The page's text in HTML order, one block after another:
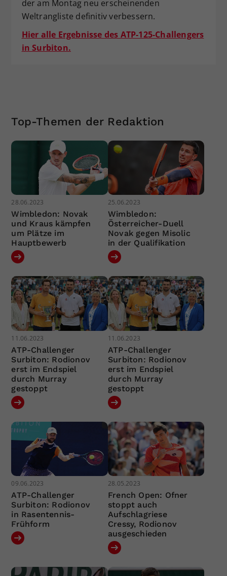
der am Montag neu erscheinenden
Weltrangliste definitiv verbessern.
Hier alle Ergebnisse des ATP-125-Challengers
in Surbiton.
Top-Themen der Redaktion
28.06.2023
Wimbledon: Novak
und Kraus kämpfen
um Plätze im
Hauptbewerb
25.06.2023
Wimbledon:
Österreicher-Duell
Novak gegen Misolic
in der Qualifikation
11.06.2023
ATP-Challenger
Surbiton: Rodionov
erst im Endspiel
durch Murray
gestoppt
11.06.2023
ATP-Challenger
Surbiton: Rodionov
erst im Endspiel
durch Murray
gestoppt
09.06.2023
ATP-Challenger
Surbiton: Rodionov
in Rasentennis-
Frühform
28.05.2023
French Open: Ofner
stoppt auch
Aufschlagriese
Cressy, Rodionov
ausgeschieden